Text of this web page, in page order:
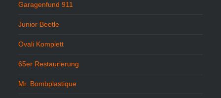
Garagenfund 911
Junior Beetle
Ovali Komplett
65er Restaurierung
Mr. Bombplastique